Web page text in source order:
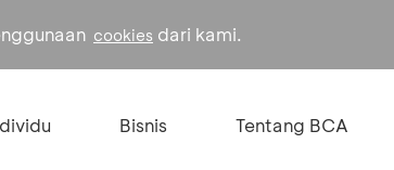
cookies dari kami.
Bisnis Tentang BCA